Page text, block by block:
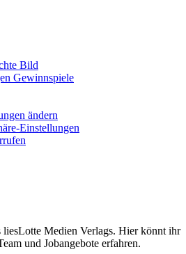
Bild
Gewinnspiele
ändern
Einstellungen
liesLotte Medien Verlags. Hier könnt ihr
und Jobangebote erfahren.